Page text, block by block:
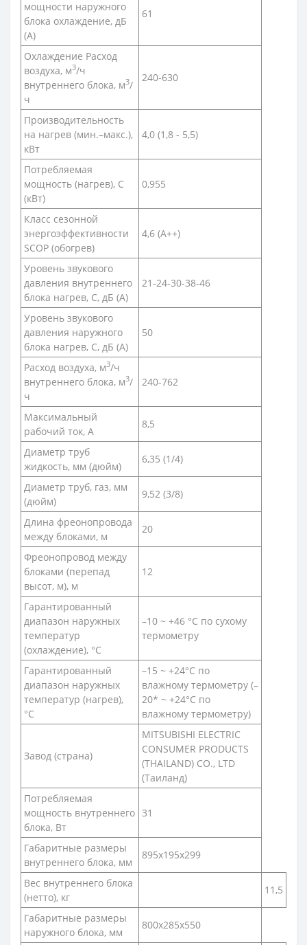
мощности наружного
блока охлаждение, дБ
(А)
61
Охлаждение Расход
воздуха, м3/ч
внутреннего блока, м3/
ч
240-630
Производительность
на нагрев (мин.–макс.),
кВт
4,0 (1,8 - 5,5)
Потребляемая
мощность (нагрев), С
(кВт)
0,955
Класс сезонной
энергоэффективности
SCOP (обогрев)
4,6 (А++)
Уровень звукового
давления внутреннего
блока нагрев, С, дБ (А)
21-24-30-38-46
Уровень звукового
давления наружного
блока нагрев, С, дБ (А)
50
Расход воздуха, м3/ч
внутреннего блока, м3/
ч
240-762
Максимальный
рабочий ток, А
8,5
Диаметр труб
жидкость, мм (дюйм)
6,35 (1/4)
Диаметр труб, газ, мм
(дюйм)
9,52 (3/8)
Длина фреонопровода
между блоками, м
20
Фреонопровод между
блоками (перепад
высот, м), м
12
Гарантированный
диапазон наружных
температур
(охлаждение), °С
–10 ~ +46 °C по сухому
термометру
Гарантированный
диапазон наружных
температур (нагрев),
°С
–15 ~ +24°C по
влажному термометру (–
20* ~ +24°C по
влажному термометру)
Завод (страна)
MITSUBISHI ELECTRIC
CONSUMER PRODUCTS
(THAILAND) CO., LTD
(Таиланд)
Потребляемая
мощность внутреннего
блока, Вт
31
Габаритные размеры
внутреннего блока, мм
895x195x299
Вес внутреннего блока
(нетто), кг
11,5
Габаритные размеры
наружного блока, мм
800x285x550